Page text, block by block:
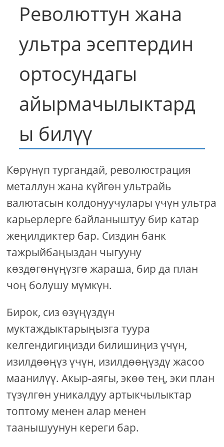
Революттун жана
ультра эсептердин
ортосундагы
айырмачылыктард
ы билүү
Көрүнүп тургандай, революстрация
металлун жана күйгөн ультрайь
валютасын колдонуучулары үчүн ультра
карьерлерге байланыштуу бир катар
жеңилдиктер бар. Сиздин банк
тажрыйбаңыздан чыгууну
көздөгөнүңүзгө жараша, бир да план
чоң болушу мүмкүн.
Бирок, сиз өзүңүздүн
муктаждыктарыңызга туура
келгендигиңизди билишиңиз үчүн,
изилдөөңүз үчүн, изилдөөңүздү жасоо
маанилүү. Акыр-аягы, экөө тең, эки план
түзүлгөн уникалдуу артыкчылыктар
топтому менен алар менен
таанышуунун кереги бар.